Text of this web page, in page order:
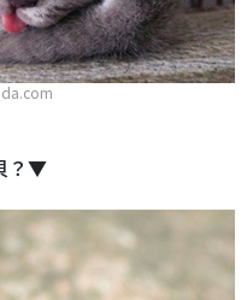
？▼